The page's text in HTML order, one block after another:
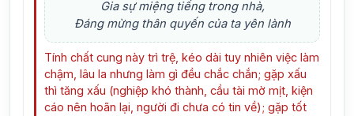
Gia sự miệng tiếng trong nhà,
Đáng mừng thân quyến của ta yên lành
Tính chất cung này trì trệ, kéo dài tuy nhiên việc làm
chậm, lâu la nhưng làm gì đều chắc chắn; gặp xấu
thì tăng xấu (nghiệp khó thành, cầu tài mờ mịt, kiện
cáo nên hoãn lại, người đi chưa có tin về); gặp tốt